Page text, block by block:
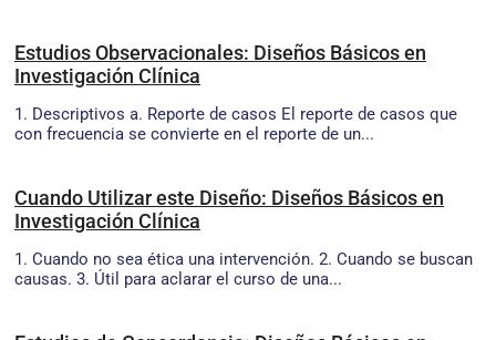
Estudios Observacionales: Diseños Básicos en
Investigación Clínica
1. Descriptivos a. Reporte de casos El reporte de casos que
con frecuencia se convierte en el reporte de un...
Cuando Utilizar este Diseño: Diseños Básicos en
Investigación Clínica
1. Cuando no sea ética una intervención. 2. Cuando se buscan
causas. 3. Útil para aclarar el curso de una...